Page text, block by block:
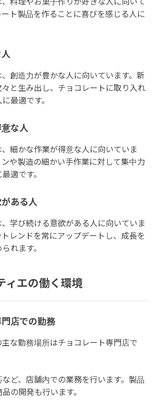
ト製品を作ることに喜びを感じる人に
創造力が豊かな人に向いています。新
々と生み出し、チョコレートに取り入れ
最適です。
な人
細かな作業が得意な人に向いていま
や製造の細かい手作業に対して集中力
適です。
ある人
学び続ける意欲がある人に向いていま
レンドを常にアップデートし、成長を
れます。
ィエの働く環境
店での勤務
主な勤務場所はチョコレート専門店で
ど、店舗内での業務を行います。製品
の開発も行います。